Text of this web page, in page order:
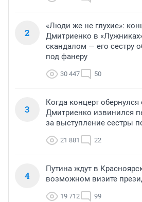
2
«Люди же не глухие»:
Дмитриенко в
скандалом — его сестру
под фанеру
30 447 50
3
Когда концерт
Дмитриенко извинился
за выступление сестры
21 881 22
4
Путина ждут в
возможном визите
19 712 99